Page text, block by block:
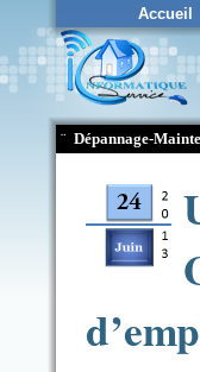
Accueil
¨ Dépannage-